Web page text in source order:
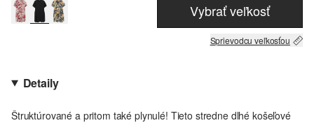
Vybrať veľkosť
Sprievodcu veľkosťou
Detaily
Štruktúrované a pritom také plynulé! Tieto stredne dlhé košeľové